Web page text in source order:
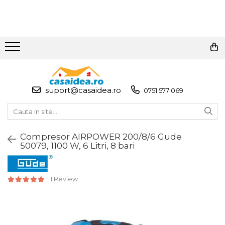
Adeziv Instant & Super Glue
Epoxidic
Banda Adeziva
Pasta de Lipit Universala
Suruburi
Banda Izolatoare
Articole Pentru Casa
suport@casaidea.ro 0751 577 069
Compresor AIRPOWER 200/8/6 Gude
50079, 1100 W, 6 Litri, 8 bari
1 Review